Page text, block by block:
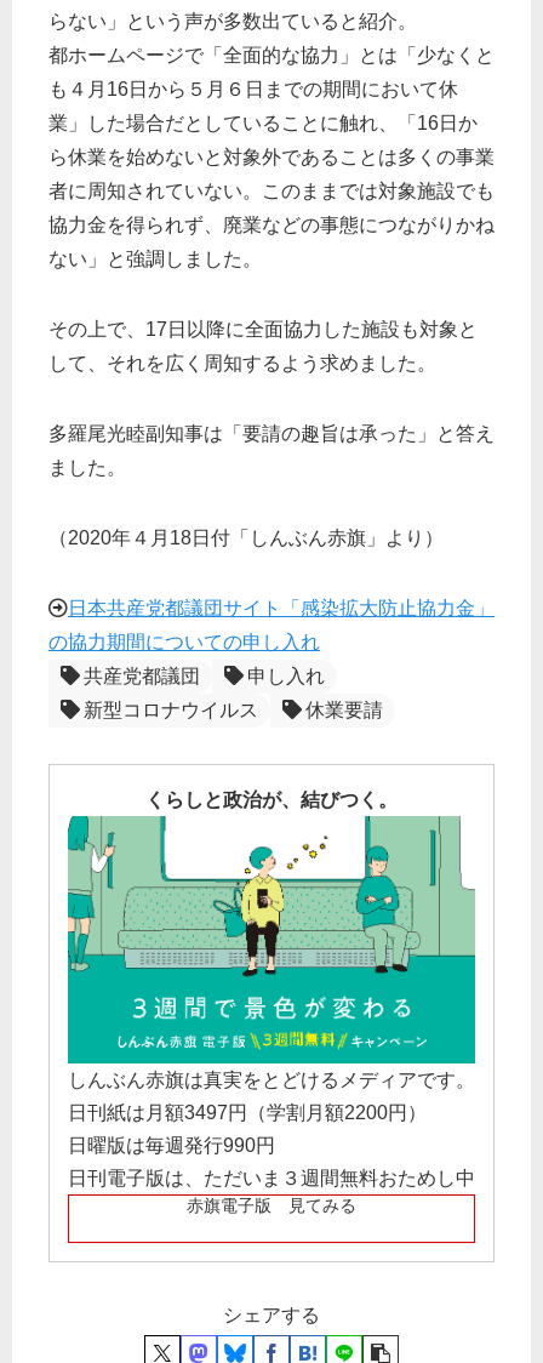
らない」という声が多数出ていると紹介。
都ホームページで「全面的な協力」とは「少なくと
も４月16日から５月６日までの期間において休
業」した場合だとしていることに触れ、「16日か
ら休業を始めないと対象外であることは多くの事業
者に周知されていない。このままでは対象施設でも
協力金を得られず、廃業などの事態につながりかね
ない」と強調しました。
その上で、17日以降に全面協力した施設も対象と
して、それを広く周知するよう求めました。
多羅尾光睦副知事は「要請の趣旨は承った」と答え
ました。
（2020年４月18日付「しんぶん赤旗」より）
日本共産党都議団サイト「感染拡大防止協力金」
の協力期間についての申し入れ
共産党都議団
申し入れ
新型コロナウイルス
休業要請
くらしと政治が、結びつく。
しんぶん赤旗は真実をとどけるメディアです。
日刊紙は月額3497円（学割月額2200円）
日曜版は毎週発行990円
日刊電子版は、ただいま３週間無料おためし中
赤旗電子版 見てみる
シェアする